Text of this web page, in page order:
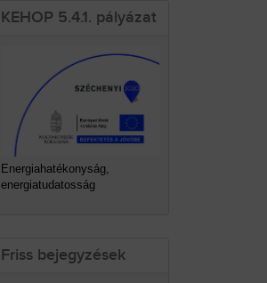
KEHOP 5.4.1. pályázat
Energiahatékonyság,
energiatudatosság
Friss bejegyzések